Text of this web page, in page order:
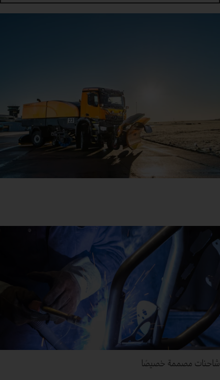
شاحنات مصممة خصيصًا